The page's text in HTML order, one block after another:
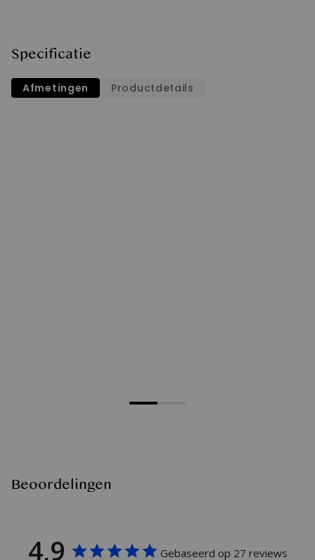
Specificatie
Afmetingen Productdetails
Beoordelingen
4,9 Gebaseerd op 27 reviews